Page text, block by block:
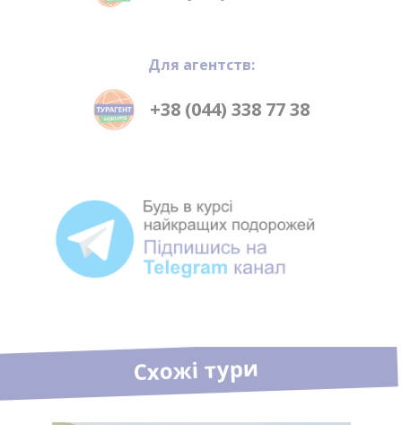
Для агентств:
+38 (044) 338 77 38
Схожі тури